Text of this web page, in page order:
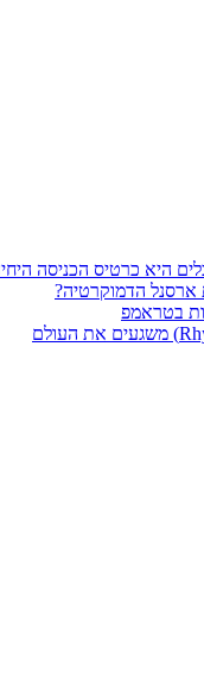
ארסנל הדמוקרטיה?
בטראמפ